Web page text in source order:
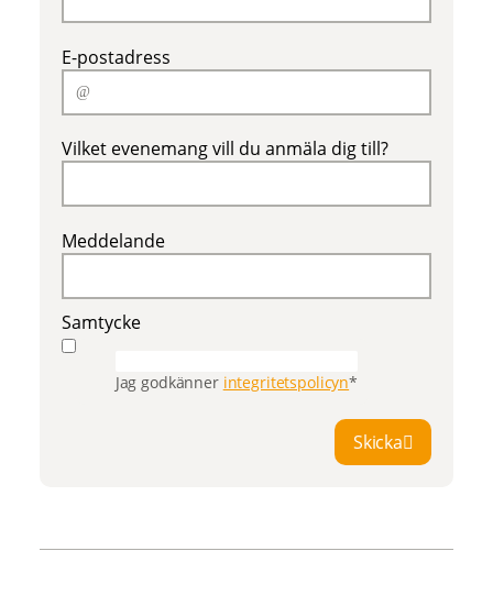
E-postadress
Vilket evenemang vill du anmäla dig till?
Meddelande
Samtycke
Jag godkänner integritetspolicyn*
Skicka